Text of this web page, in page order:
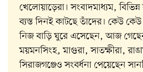
খেলোয়াড়েরা। সংবাদমাধ্যম,
ব্যস্ত দিনই কাটছে তাঁদের। কেউ
নিজ বাড়ি ঘুরে এসেছেন, আজ
ময়মনসিংহ, মাগুরা, সাতক্ষীরা,
সিরাজগঞ্জেও সংবর্ধনা পেয়েছেন